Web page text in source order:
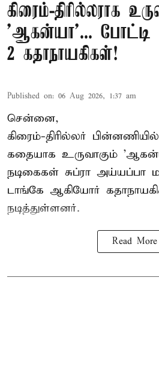
கிரைம்-திரில்லராக
'ஆகன்யா'... போட்டி
2 கதாநாயகிகள்!
Published on: 06 Aug 2026, 1:37 am
சென்னை,
கிரைம்-திரில்லர்
கதையாக உருவாகும்
நடிகைகள் சுப்ரா அய்யப்பா
டாங்கே ஆகியோர்
நடித்துள்ளனர்.
Read More